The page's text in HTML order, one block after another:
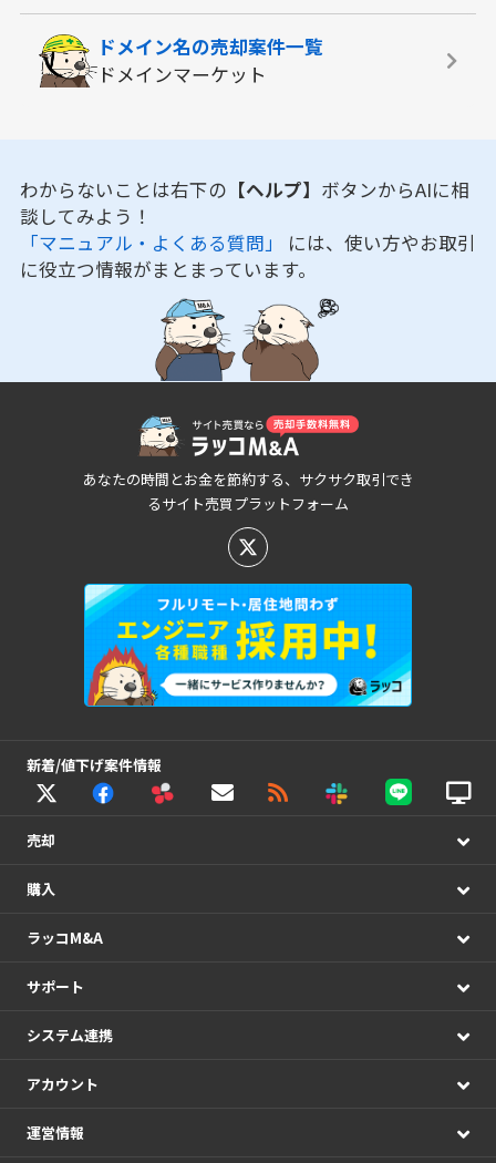
ドメイン名の売却案件一覧
ドメインマーケット
わからないことは右下の 【ヘルプ】 ボタンからAIに相
談してみよう！
「マニュアル・よくある質問」 には、使い方やお取引
に役立つ情報がまとまっています。
あなたの時間とお金を節約する、サクサク取引でき
るサイト売買プラットフォーム
新着/値下げ案件情報
売却
購入
ラッコM&A
サポート
システム連携
アカウント
運営情報